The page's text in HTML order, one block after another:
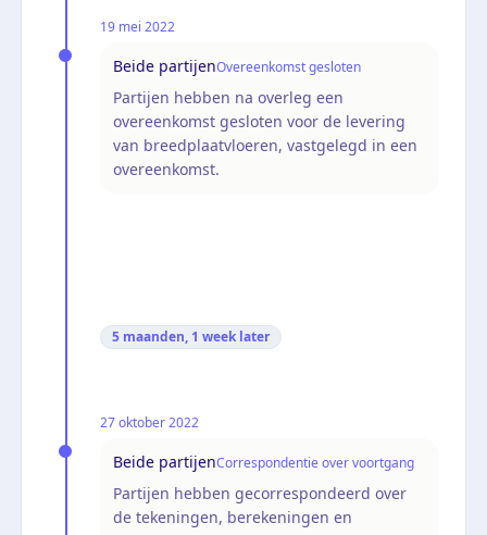
19 mei 2022
Beide partijenOvereenkomst gesloten
Partijen hebben na overleg een
overeenkomst gesloten voor de levering
van breedplaatvloeren, vastgelegd in een
overeenkomst.
5 maanden, 1 week later
27 oktober 2022
Beide partijenCorrespondentie over voortgang
Partijen hebben gecorrespondeerd over
de tekeningen, berekeningen en